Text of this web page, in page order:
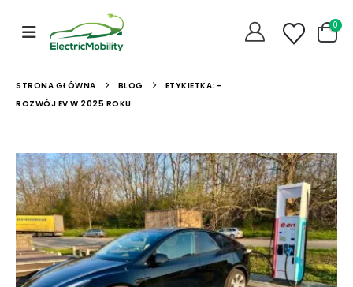
0
STRONA GŁÓWNA BLOG
ETYKIETKA: -
ROZWÓJ EV W 2025 ROKU